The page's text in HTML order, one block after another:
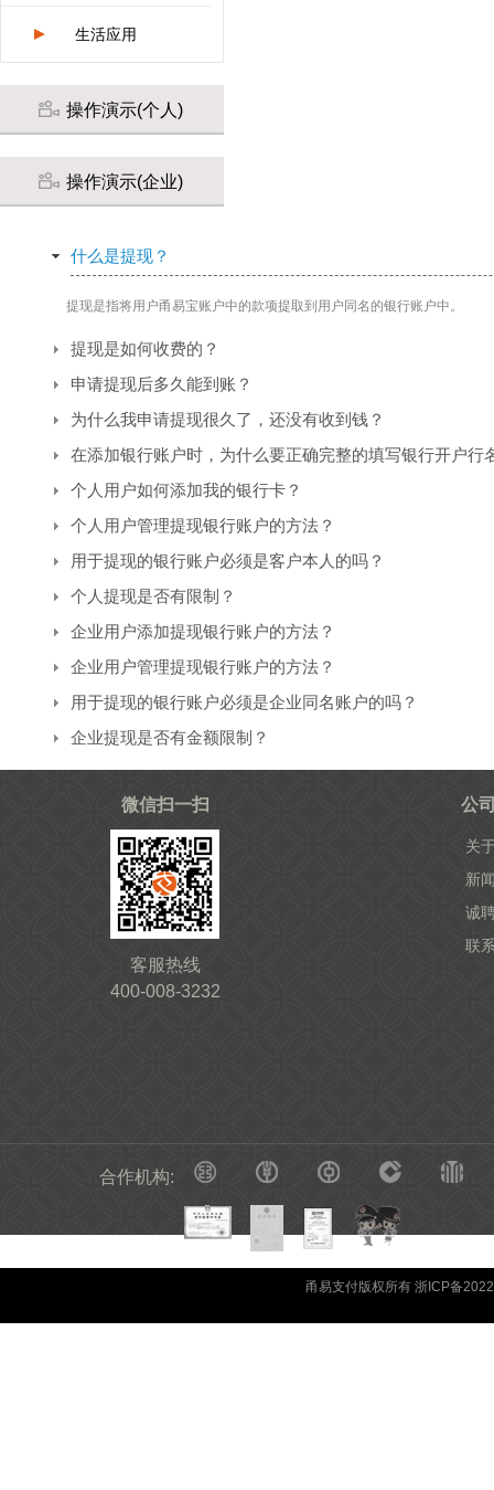
生活应用
操作演示(个人)
操作演示(企业)
什么是提现？
提现是指将用户甬易宝账户中的款项提取到用户同名的银行账户中。
提现是如何收费的？
申请提现后多久能到账？
为什么我申请提现很久了，还没有收到钱？
在添加银行账户时，为什么要正确完整的填写银行开户行
个人用户如何添加我的银行卡？
个人用户管理提现银行账户的方法？
用于提现的银行账户必须是客户本人的吗？
个人提现是否有限制？
企业用户添加提现银行账户的方法？
企业用户管理提现银行账户的方法？
用于提现的银行账户必须是企业同名账户的吗？
企业提现是否有金额限制？
微信扫一扫
客服热线
400-008-3232
公
关
新
诚
联
合作机构:
甬易支付版权所有 浙ICP备